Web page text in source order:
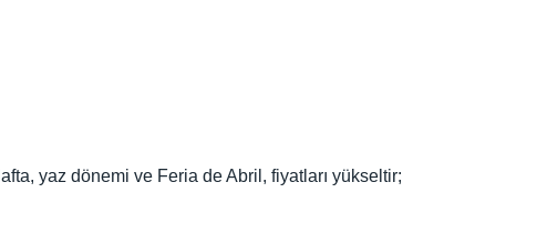
yaz dönemi ve Feria de Abril, fiyatları yükseltir;